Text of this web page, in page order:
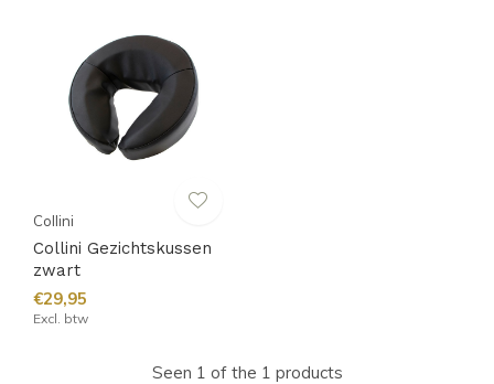
Collini
Collini Gezichtskussen
zwart
€29,95
Excl. btw
Seen 1 of the 1 products